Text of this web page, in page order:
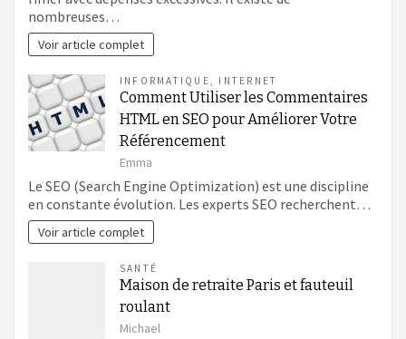
nombreuses…
Voir article complet
INFORMATIQUE INTERNET
Comment Utiliser les Commentaires
HTML en SEO pour Améliorer Votre
Référencement
Emma
Le SEO (Search Engine Optimization) est une discipline
en constante évolution. Les experts SEO recherchent…
Voir article complet
SANTÉ
Maison de retraite Paris et fauteuil
roulant
Michael